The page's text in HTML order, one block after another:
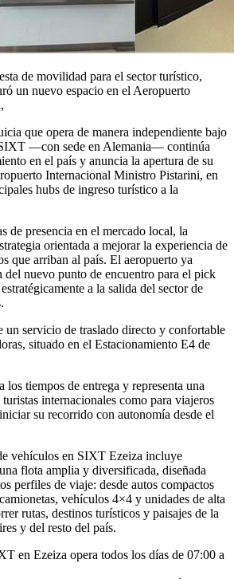
de movilidad para el sector turístico,
un nuevo espacio en el Aeropuerto
que opera de manera independiente bajo
—con sede en Alemania— continúa
en el país y anuncia la apertura de su
Internacional Ministro Pistarini, en
hubs de ingreso turístico a la
de presencia en el mercado local, la
orientada a mejorar la experiencia de
que arriban al país. El aeropuerto ya
del nuevo punto de encuentro para el pick
a la salida del sector de
servicio de traslado directo y confortable
situado en el Estacionamiento E4 de
los tiempos de entrega y representa una
internacionales como para viajeros
su recorrido con autonomía desde el
vehículos en SIXT Ezeiza incluye
flota amplia y diversificada, diseñada
perfiles de viaje: desde autos compactos
vehículos 4×4 y unidades de alta
rutas, destinos turísticos y paisajes de la
y del resto del país.
en Ezeiza opera todos los días de 07:00 a